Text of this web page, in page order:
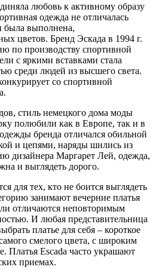
любовь к активному образу
одежда не отличалась
была выполнена,
цветов. Бренд Эскада в 1994 г.
по производству спортивной
с яркими вставками стала
среди людей из высшего света.
со спортивной
стиль немецкого дома моды
полюбили как в Европе, так и в
бренда отличался обильной
и цепями, наряды шились из
дизайнера Маргарет Лей, одежда,
и выглядеть дорого.
для тех, кто не боится выглядеть
занимают вечерние платья
отличаются неповторимым
И любая представительница
платье для себя – короткое
смелого цвета, с широким
Платья Escada часто украшают
приемах.